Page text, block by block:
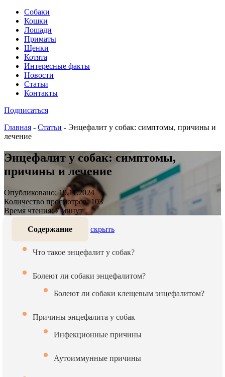
Собаки
Кошки
Лошади
Приматы
Щенки
Котята
Интересные факты
Новости
Статьи
Контакты
Подписаться
Главная - Статьи - Энцефалит у собак: симптомы, причины и
лечение
Энцефалит у собак: симптомы,
причины и лечение
Опубликовано: 19.11.2024
Количество просмотров: 103
Время чтения: 7 минут
Содержание скрыть
Что такое энцефалит у собак?
Болеют ли собаки энцефалитом?
Болеют ли собаки клещевым энцефалитом?
Причины энцефалита у собак
Инфекционные причины
Аутоиммунные причины